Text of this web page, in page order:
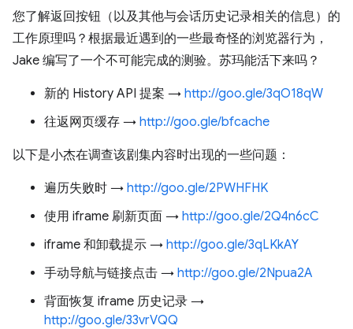
您了解返回按钮（以及其他与会话历史记录相关的信息）的
工作原理吗？根据最近遇到的一些最奇怪的浏览器行为，
Jake 编写了一个不可能完成的测验。苏玛能活下来吗？
新的 History API 提案 → http://goo.gle/3qO18qW
往返网页缓存 → http://goo.gle/bfcache
以下是小杰在调查该剧集内容时出现的一些问题：
遍历失败时 → http://goo.gle/2PWHFHK
使用 iframe 刷新页面 → http://goo.gle/2Q4n6cC
iframe 和卸载提示 → http://goo.gle/3qLKkAY
手动导航与链接点击 → http://goo.gle/2Npua2A
背面恢复 iframe 历史记录 →
http://goo.gle/33vrVQQ